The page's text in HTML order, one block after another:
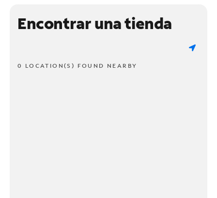
Encontrar una tienda
0 LOCATION(S) FOUND NEARBY